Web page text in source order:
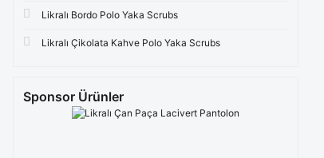
Likralı Bordo Polo Yaka Scrubs
Likralı Çikolata Kahve Polo Yaka Scrubs
Sponsor Ürünler